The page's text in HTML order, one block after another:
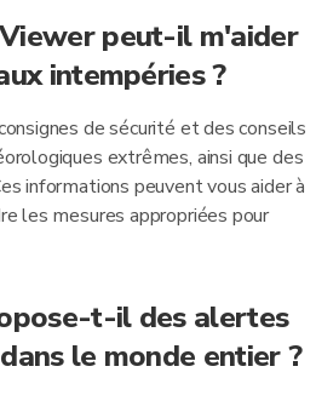
peut-il m'aider
intempéries ?
de sécurité et des conseils
extrêmes, ainsi que des
informations peuvent vous aider à
les mesures appropriées pour
t-il des alertes
le monde entier ?